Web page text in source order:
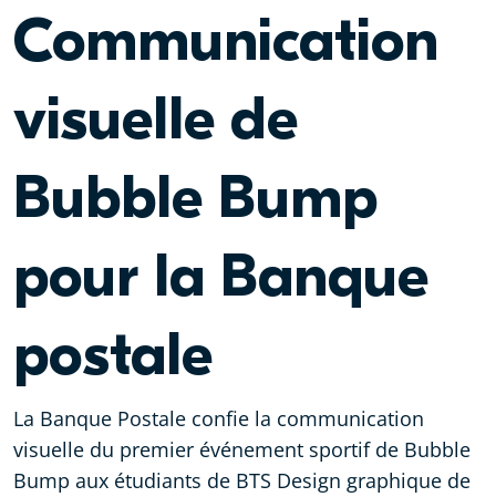
Communication
visuelle de
Bubble Bump
pour la Banque
postale
La Banque Postale confie la communication
visuelle du premier événement sportif de Bubble
Bump aux étudiants de BTS Design graphique de